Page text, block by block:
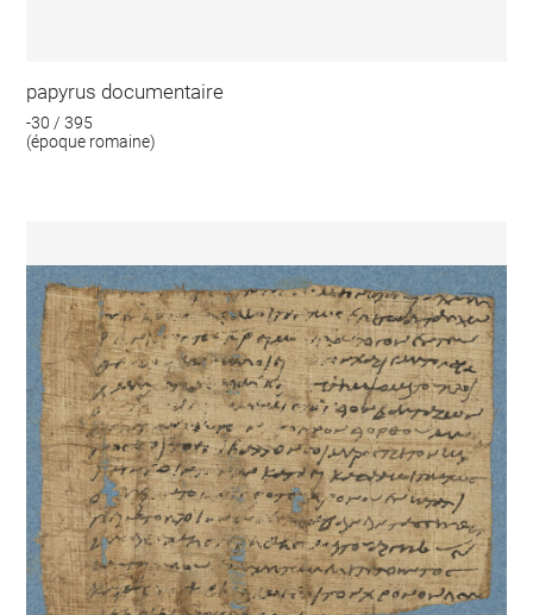
papyrus documentaire
-30 / 395
(époque romaine)